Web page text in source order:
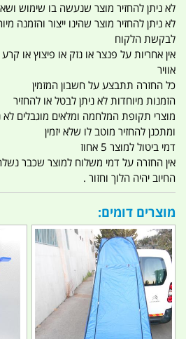
לא ניתן להחזיר מוצר שנעשה בו שימוש
לא ניתן להחזיר מוצר שהינו ייצור והזמנה
לבקשת הלקוח
אין אחריות על פנצר או נזק או פיצוץ או
אוויר
כל החזרה תתבצע על חשבון המזמין
הזמנות מיוחדות לא ניתן לבטל או להחזיר
מוצרי תקופת המלחמה ומלאים מוגבלים לא
ומתכנן להחזיר מוטב לו שלא יזמין
דמי ביטול למוצר 5 אחוז
אין החזרה על דמי משלוח למוצר שכבר
החיוב יהיה הלוך וחזור .
מוצרים דומים: